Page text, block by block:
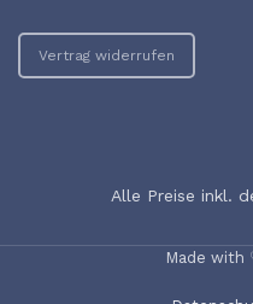
Vertrag widerrufen
Alle Preise inkl.
Made with